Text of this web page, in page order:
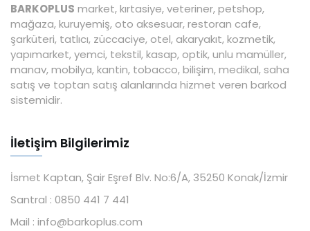
BARKOPLUS market, kırtasiye, veteriner, petshop,
mağaza, kuruyemiş, oto aksesuar, restoran cafe,
şarküteri, tatlıcı, züccaciye, otel, akaryakıt, kozmetik,
yapımarket, yemci, tekstil, kasap, optik, unlu mamüller,
manav, mobilya, kantin, tobacco, bilişim, medikal, saha
satış ve toptan satış alanlarında hizmet veren barkod
sistemidir.
İletişim Bilgilerimiz
İsmet Kaptan, Şair Eşref Blv. No:6/A, 35250 Konak/İzmir
Santral : 0850 441 7 441
Mail : info@barkoplus.com